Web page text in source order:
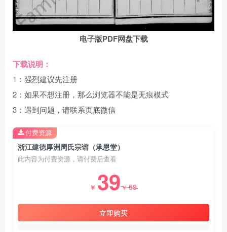
电子版PDF网盘下载
下载说明：
1：强烈建议先注册
2：如果不想注册，那么浏览器不能是无痕模式
3：遇到问题，请联系页底微信
浙江建德厚洲周氏宗谱（承恩堂）
此内容为付费资源，请付费后查看
￥ 39￥59
立即购买
付费资源